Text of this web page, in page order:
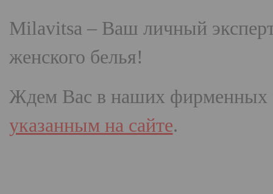
Milavitsa – Ваш личный
женского белья!
Ждем Вас в наших фирменных
указанным на сайте.